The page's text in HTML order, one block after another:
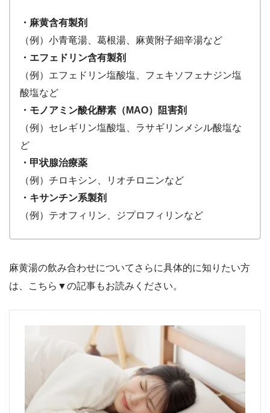
・麻黄含有製剤
（例）小青竜湯、葛根湯、麻黄附子細辛湯など
・エフェドリン含有製剤
（例）エフェドリン塩酸塩、フェキソフェナジン塩
酸塩など
・モノアミン酸化酵素（MAO）阻害剤
（例）セレギリン塩酸塩、ラサギリンメシル酸塩な
ど
・甲状腺治療薬
（例）チロキシン、リオチロニンなど
・キサンチン系製剤
（例）テオフィリン、ジプロフィリンなど
麻黄湯の飲み合わせについてさらに具体的に知りたい方
は、こちら▼の記事もお読みください。